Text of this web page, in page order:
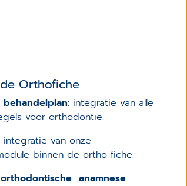
Orthofiche
integratie van alle
voor orthodontie.
integratie van onze
binnen de ortho fiche.
anamnese